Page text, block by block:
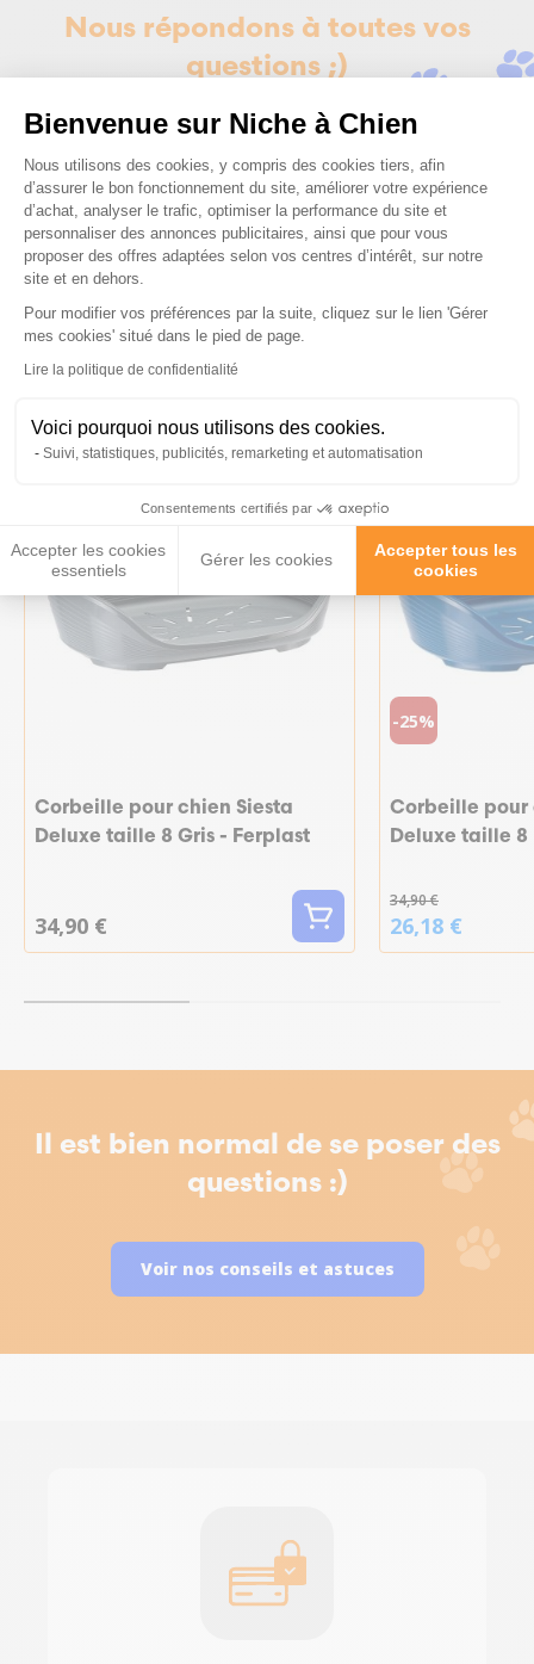
Bienvenue sur Niche à Chien
Plateforme de Gestion du
Nous utilisons des cookies, y compris des cookies tiers, afin
d’assurer le bon fonctionnement du site, améliorer votre expérience
d’achat, analyser le trafic, optimiser la performance du site et
personnaliser des annonces publicitaires, ainsi que pour vous
proposer des offres adaptées selon vos centres d’intérêt, sur notre
site et en dehors.
Pour modifier vos préférences par la suite, cliquez sur le lien 'Gérer
mes cookies' situé dans le pied de page.
Lire la politique de confidentialité
Voici pourquoi nous utilisons des cookies.
Suivi, statistiques, publicités, remarketing et automatisation
Consentements certifiés par
Accepter les cookies
essentiels
Gérer les cookies
Accepter tous les
cookies
Axeptio consent
Nous répondons à toutes vos
questions ;)
Ces produits peuvent vous
intéresser
Corbeille pour chien Siesta
Deluxe taille 8 Gris - Ferplast
34,90 €
-25%
Corbeille pour
Deluxe taille 8
34,90 €
26,18 €
Il est bien normal de se poser des
questions :)
Voir nos conseils et astuces